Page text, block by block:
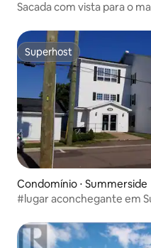
Sacada com vista para o
Superhost
Superhost
Condomínio ⋅ Summerside
#lugar aconchegante em